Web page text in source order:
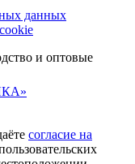
данных
и оптовые
согласие на